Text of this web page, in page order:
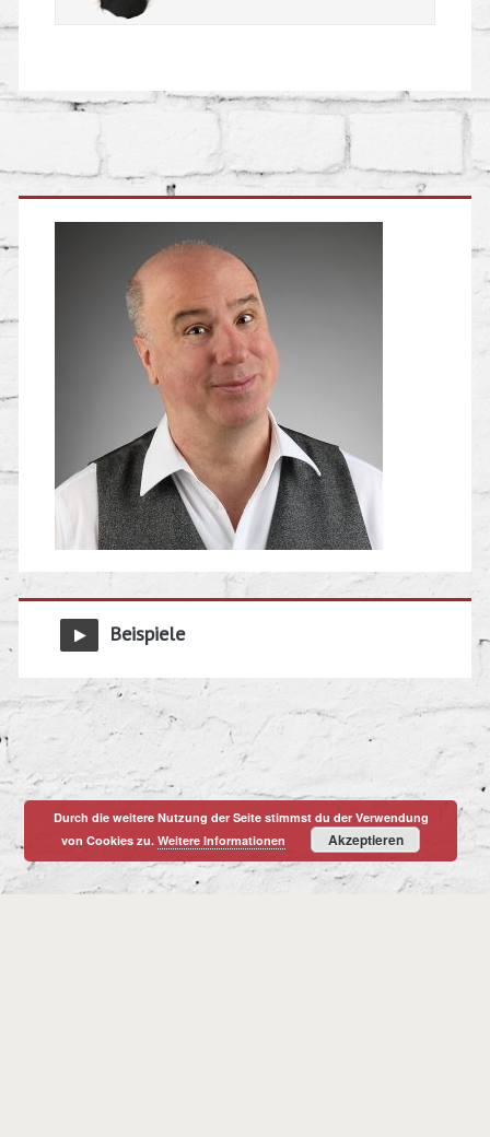
Beispiele
Durch die weitere Nutzung der Seite stimmst du der Verwendung
von Cookies zu.Weitere Informationen Akzeptieren